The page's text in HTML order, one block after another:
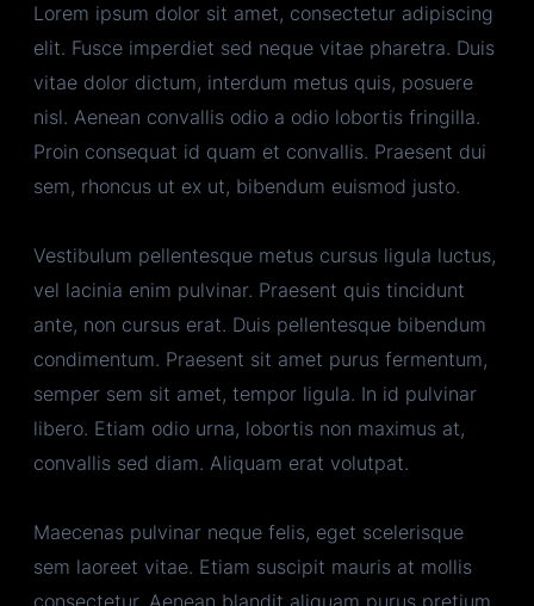
Lorem ipsum dolor sit amet, consectetur adipiscing
elit. Fusce imperdiet sed neque vitae pharetra. Duis
vitae dolor dictum, interdum metus quis, posuere
nisl. Aenean convallis odio a odio lobortis fringilla.
Proin consequat id quam et convallis. Praesent dui
sem, rhoncus ut ex ut, bibendum euismod justo.
Vestibulum pellentesque metus cursus ligula luctus,
vel lacinia enim pulvinar. Praesent quis tincidunt
ante, non cursus erat. Duis pellentesque bibendum
condimentum. Praesent sit amet purus fermentum,
semper sem sit amet, tempor ligula. In id pulvinar
libero. Etiam odio urna, lobortis non maximus at,
convallis sed diam. Aliquam erat volutpat.
Maecenas pulvinar neque felis, eget scelerisque
sem laoreet vitae. Etiam suscipit mauris at mollis
consectetur. Aenean blandit aliquam purus pretium